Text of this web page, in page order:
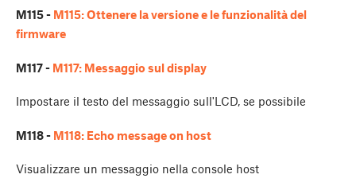
M115 - M115: Ottenere la versione e le funzionalità del
firmware
M117 - M117: Messaggio sul display
Impostare il testo del messaggio sull'LCD, se possibile
M118 - M118: Echo message on host
Visualizzare un messaggio nella console host